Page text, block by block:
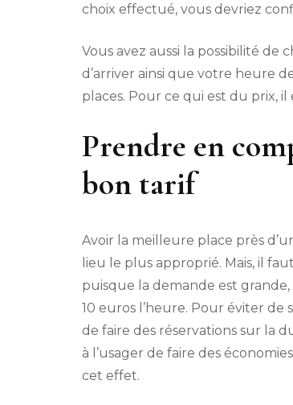
choix effectué, vous devriez
Vous avez aussi la possibilité de
d’arriver ainsi que votre heure
places. Pour ce qui est du prix,
Prendre en
bon tarif
Avoir la meilleure place près
lieu le plus approprié. Mais, il
puisque la demande est
10 euros l’heure. Pour éviter
de faire des réservations sur la
à l’usager de faire des
cet effet.